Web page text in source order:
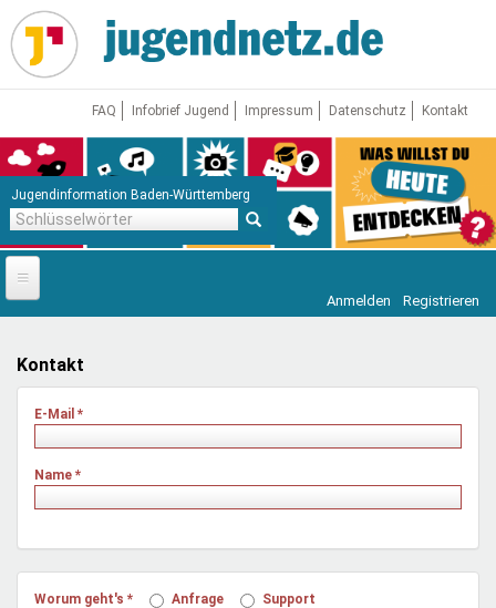
Direkt
zum
Inhalt
FAQ Infobrief Jugend Impressum Datenschutz Kontakt
Jugendinformation Baden-Württemberg
Startseite
News
Jugendnetz
Freizeit & Reisen
Mentoren & Projekte
Vor Ort
Anmelden Registrieren
Kontakt
E-Mail *
Name *
Worum geht's * Anfrage Support